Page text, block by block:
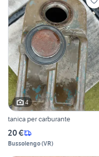
4
tanica per carburante
20 €
Bussolengo(VR)